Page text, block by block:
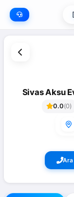
Sivas Aksu
0.0(0)
Ara